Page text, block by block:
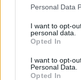
Please note that
not limited to your
grant or deny
use your data for
consent section.
Personal Data
I want to opt-
personal data.
Opted In
I want to opt-
Personal Data.
Opted In
lehetne a
nemcsak
amerikai
álmot is elkapta,
szüleink.